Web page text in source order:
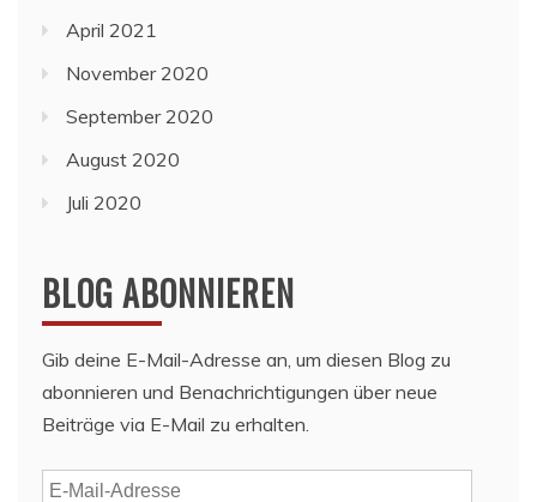
April 2021
November 2020
September 2020
August 2020
Juli 2020
BLOG ABONNIEREN
Gib deine E-Mail-Adresse an, um diesen Blog zu
abonnieren und Benachrichtigungen über neue
Beiträge via E-Mail zu erhalten.
E-